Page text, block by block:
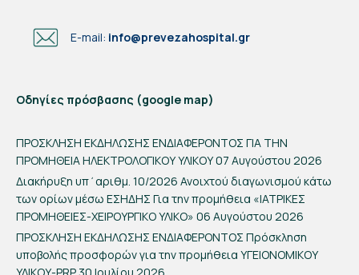
E-mail: info@prevezahospital.gr
Οδηγίες πρόσβασης (google map)
ΠΡΟΣΚΛΗΣΗ ΕΚΔΗΛΩΣΗΣ ΕΝΔΙΑΦΕΡΟΝΤΟΣ ΓΙΑ ΤΗΝ
ΠΡΟΜΗΘΕΙΑ ΗΛΕΚΤΡΟΛΟΓΙΚΟΥ ΥΛΙΚΟΥ07 Αυγούστου 2026
Διακήρυξη υπ΄αριθμ. 10/2026 Ανοιχτού διαγωνισμού κάτω
των ορίων μέσω ΕΣΗΔΗΣ Για την προμήθεια «ΙΑΤΡΙΚΕΣ
ΠΡΟΜΗΘΕΙΕΣ-ΧΕΙΡΟΥΡΓΙΚΟ ΥΛΙΚΟ» 06 Αυγούστου 2026
ΠΡΟΣΚΛΗΣΗ ΕΚΔΗΛΩΣΗΣ ΕΝΔΙΑΦΕΡΟΝΤΟΣ Πρόσκληση
υποβολής προσφορών για την προμήθεια ΥΓΕΙΟΝΟΜΙΚΟΥ